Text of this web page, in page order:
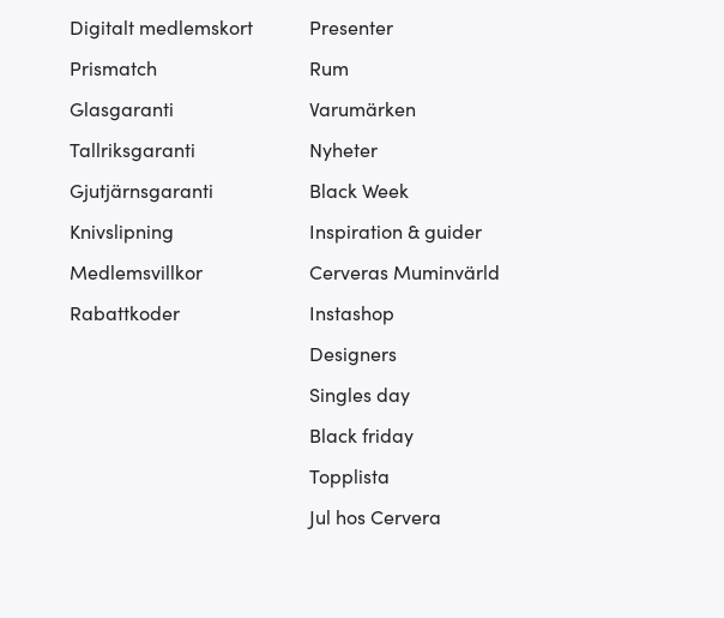
Digitalt medlemskort
Prismatch
Glasgaranti
Tallriksgaranti
Gjutjärnsgaranti
Knivslipning
Medlemsvillkor
Rabattkoder
Presenter
Rum
Varumärken
Nyheter
Black Week
Inspiration & guider
Cerveras Muminvärld
Instashop
Designers
Singles day
Black friday
Topplista
Jul hos Cervera